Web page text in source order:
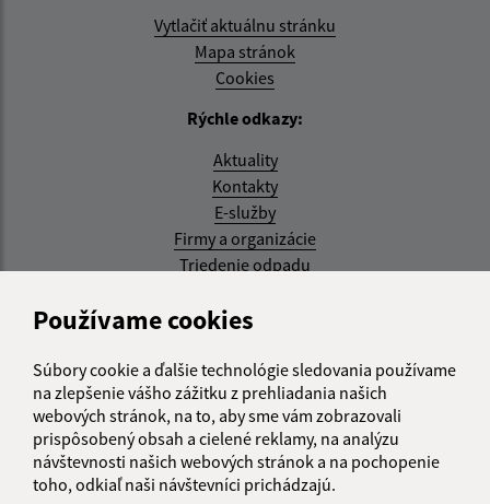
Používame cookies
Súbory cookie a ďalšie technológie sledovania používame
na zlepšenie vášho zážitku z prehliadania našich
webových stránok, na to, aby sme vám zobrazovali
prispôsobený obsah a cielené reklamy, na analýzu
návštevnosti našich webových stránok a na pochopenie
toho, odkiaľ naši návštevníci prichádzajú.
Vytlačiť aktuálnu stránku
Mapa stránok
Cookies
Rýchle odkazy:
Aktuality
Kontakty
E-služby
Firmy a organizácie
Triedenie odpadu
Aktualizované:
RSS
Správca obsahu:
Správca obsahu je Obec Kysak.
Vytvorené v súlade sJednotným dizajn manuálom